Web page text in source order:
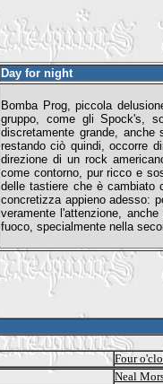
Day for night
Bomba Prog, piccola
gruppo, come gli Spock's,
discretamente grande,
restando ciò quindi, occorre
direzione di un rock
come contorno, pur ricco e
delle tastiere che è cambiato
concretizza appieno adesso:
veramente l'attenzione,
fuoco, specialmente nella
Four
Neal